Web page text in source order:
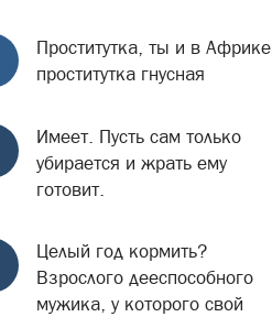
Проститутка, ты и в Африке
проститутка гнусная
Имеет. Пусть сам только
убирается и жрать ему
готовит.
Целый год кормить?
Взрослого дееспособного
мужика, у которого свой